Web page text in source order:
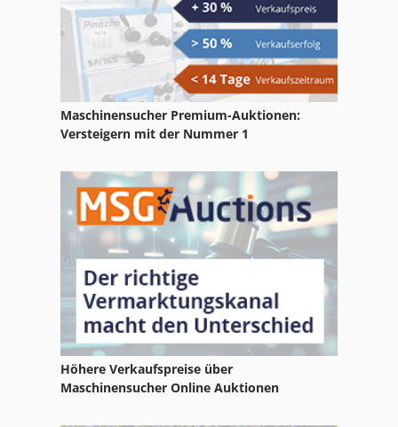
Case Ih Cvx 1190
Case Ih Cvx 1195
Case Ih Cvx 130
Case Ih Cvx 150
Case Ih Cvx 195
Case Ih Cx 80
Case Ih Maxxum 110
Case Ih Maxxum 140
Case Ih Maxxum 5120
Case Ih Maxxum 5140
Maschinensucher Premium-Auktionen:
Versteigern mit der Nummer 1
Höhere Verkaufspreise über
Maschinensucher Online Auktionen